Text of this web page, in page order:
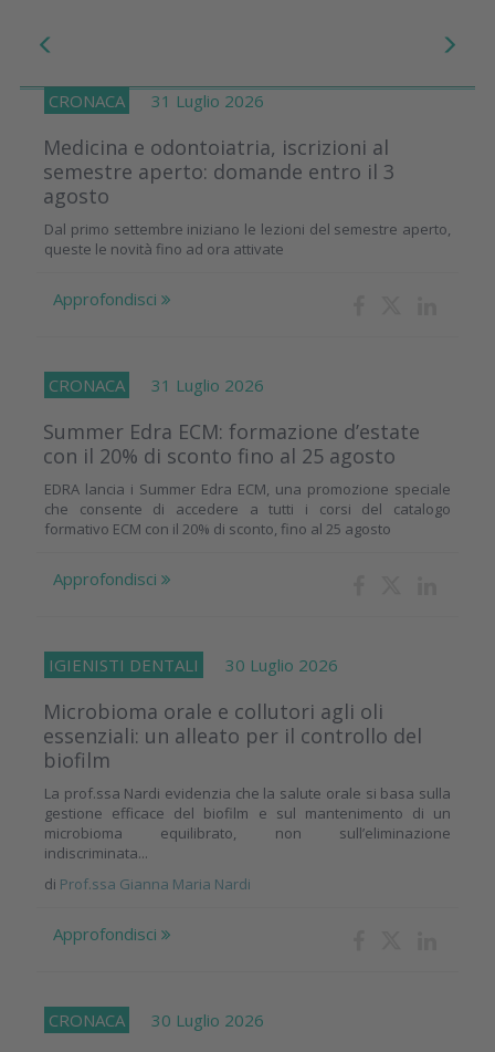
CRONACA 31 Luglio 2026
Medicina e odontoiatria, iscrizioni al
semestre aperto: domande entro il 3
agosto
Dal primo settembre iniziano le lezioni del semestre aperto,
queste le novità fino ad ora attivate
Approfondisci
CRONACA 31 Luglio 2026
Summer Edra ECM: formazione d’estate
con il 20% di sconto fino al 25 agosto
EDRA lancia i Summer Edra ECM, una promozione speciale
che consente di accedere a tutti i corsi del catalogo
formativo ECM con il 20% di sconto, fino al 25 agosto
Approfondisci
IGIENISTI DENTALI 30 Luglio 2026
Microbioma orale e collutori agli oli
essenziali: un alleato per il controllo del
biofilm
La prof.ssa Nardi evidenzia che la salute orale si basa sulla
gestione efficace del biofilm e sul mantenimento di un
microbioma equilibrato, non sull’eliminazione
indiscriminata...
di Prof.ssa Gianna Maria Nardi
Approfondisci
CRONACA 30 Luglio 2026